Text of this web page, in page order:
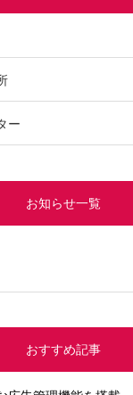
ー
お知らせ一覧
おすすめ記事